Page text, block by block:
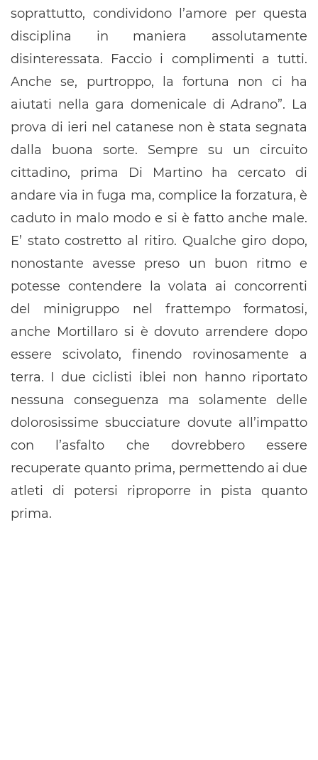
soprattutto, condividono l’amore per questa
disciplina in maniera assolutamente
disinteressata. Faccio i complimenti a tutti.
Anche se, purtroppo, la fortuna non ci ha
aiutati nella gara domenicale di Adrano”. La
prova di ieri nel catanese non è stata segnata
dalla buona sorte. Sempre su un circuito
cittadino, prima Di Martino ha cercato di
andare via in fuga ma, complice la forzatura, è
caduto in malo modo e si è fatto anche male.
E’ stato costretto al ritiro. Qualche giro dopo,
nonostante avesse preso un buon ritmo e
potesse contendere la volata ai concorrenti
del minigruppo nel frattempo formatosi,
anche Mortillaro si è dovuto arrendere dopo
essere scivolato, finendo rovinosamente a
terra. I due ciclisti iblei non hanno riportato
nessuna conseguenza ma solamente delle
dolorosissime sbucciature dovute all’impatto
con l’asfalto che dovrebbero essere
recuperate quanto prima, permettendo ai due
atleti di potersi riproporre in pista quanto
prima.